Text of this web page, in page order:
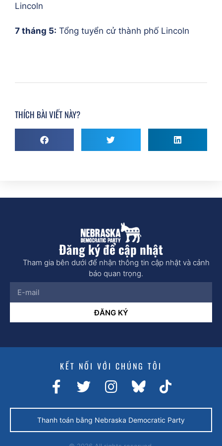
Lincoln
7 tháng 5: Tổng tuyển cử thành phố Lincoln
THÍCH BÀI VIẾT NÀY?
Đăng ký để cập nhật
Tham gia bên dưới để nhận thông tin cập nhật và cảnh
báo quan trọng.
ĐĂNG KÝ
KẾT NỐI VỚI CHÚNG TÔI
Thanh toán bằng Nebraska Democratic Party